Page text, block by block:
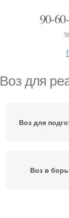
90-
Воз для
Воз для
Воз в